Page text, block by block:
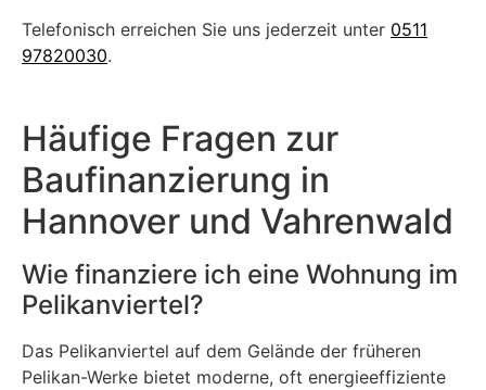
Telefonisch erreichen Sie uns jederzeit unter 0511
97820030.
Häufige Fragen zur
Baufinanzierung in
Hannover und Vahrenwald
Wie finanziere ich eine Wohnung im
Pelikanviertel?
Das Pelikanviertel auf dem Gelände der früheren
Pelikan-Werke bietet moderne, oft energieeffiziente